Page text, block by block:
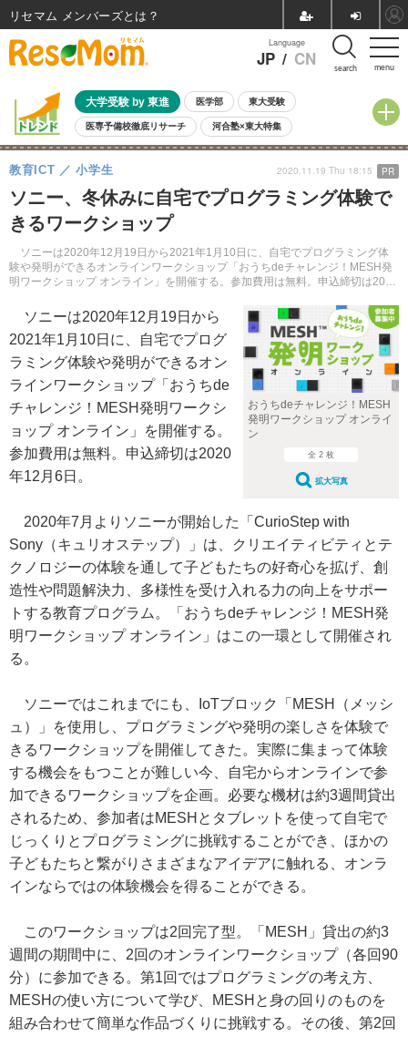
menu
Language
JP / CN search
大学受験 by 東進 医学部 東大受験
医専予備校徹底リサーチ 河合塾×東大特集
親子で考える大学選び 高校受験 中学受験 小学校受験
共通テスト 夏休み
8月開催イベント・WS 全国公立高校 過去問 人気記事
自由研究教材（小学生向け） 自由研究教材（中学生向け）
ソニー、冬休みに自宅でプログラミング体験で
きるワークショップ
ソニーは2020年12月19日から2021年1月10日に、自宅でプログラミング体
験や発明ができるオンラインワークショップ「おうちdeチャレンジ！MESH発
明ワークショップ オンライン」を開催する。参加費用は無料。申込締切は2020
教育ICT 小学生 2020.11.19 Thu 18:15 PR
おうちdeチャレンジ！MESH
発明ワークショップ オンライ
ン
全 2 枚
拡大写真
ソニーは2020年12月19日から
2021年1月10日に、自宅でプログ
ラミング体験や発明ができるオン
ラインワークショップ「おうちde
チャレンジ！MESH発明ワークシ
ョップ オンライン」を開催する。
参加費用は無料。申込締切は2020
年12月6日。
2020年7月よりソニーが開始した「CurioStep with
Sony（キュリオステップ）」は、クリエイティビティとテ
クノロジーの体験を通して子どもたちの好奇心を拡げ、創
造性や問題解決力、多様性を受け入れる力の向上をサポー
トする教育プログラム。「おうちdeチャレンジ！MESH発
明ワークショップ オンライン」はこの一環として開催され
る。
ソニーではこれまでにも、IoTブロック「MESH（メッシ
ュ）」を使用し、プログラミングや発明の楽しさを体験で
きるワークショップを開催してきた。実際に集まって体験
する機会をもつことが難しい今、自宅からオンラインで参
加できるワークショップを企画。必要な機材は約3週間貸出
されるため、参加者はMESHとタブレットを使って自宅で
じっくりとプログラミングに挑戦することができ、ほかの
子どもたちと繋がりさまざまなアイデアに触れる、オンラ
インならではの体験機会を得ることができる。
このワークショップは2回完了型。「MESH」貸出の約3
週間の期間中に、2回のオンラインワークショップ（各回90
分）に参加できる。第1回ではプログラミングの考え方、
MESHの使い方について学び、MESHと身の回りのものを
組み合わせて簡単な作品づくりに挑戦する。その後、第2回
リセマム メンバーズ